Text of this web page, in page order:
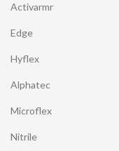
Activarmr
Edge
Hyflex
Alphatec
Microflex
Nitrile